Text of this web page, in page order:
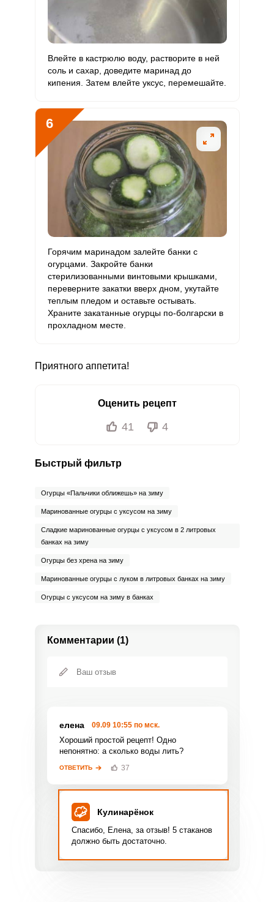
Бор
Молибден 106 мкг 70 мкг 6.3
Влейте в кастрюлю воду, растворите в ней
соль и сахар, доведите маринад до
кипения. Затем влейте уксус, перемешайте.
6
Горячим маринадом залейте банки с
огурцами. Закройте банки
стерилизованными винтовыми крышками,
переверните закатки вверх дном, укутайте
теплым пледом и оставьте остывать.
Храните закатанные огурцы по-болгарски в
прохладном месте.
Приятного аппетита!
Оценить рецепт
41 4
Быстрый фильтр
Огурцы «Пальчики оближешь» на зиму
Маринованные огурцы с уксусом на зиму
Сладкие маринованные огурцы с уксусом в 2 литровых
банках на зиму
Огурцы без хрена на зиму
Маринованные огурцы с луком в литровых банках на зиму
Огурцы с уксусом на зиму в банках
Комментарии (1)
Отправляя эту форму, вы соглашаетесь с
елена 09.09 10:55 по мск.
Хороший простой рецепт! Одно
непонятно: а сколько воды лить?
ОТВЕТИТЬ 37
Кулинарёнок
Спасибо, Елена, за отзыв! 5 стаканов
должно быть достаточно.